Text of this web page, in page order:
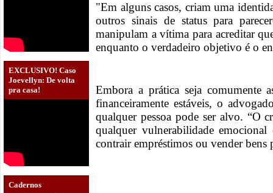
EXCLUSIVO! Caso
Joevellyn: De volta
pra casa!
Cadernos
"Em alguns casos, criam uma
outros sinais de status para
manipulam a vítima para acreditar
enquanto o verdadeiro objetivo é o
Embora a prática seja comumente
financeiramente estáveis, o
qualquer pessoa pode ser alvo. “O
qualquer vulnerabilidade
contrair empréstimos ou vender bens